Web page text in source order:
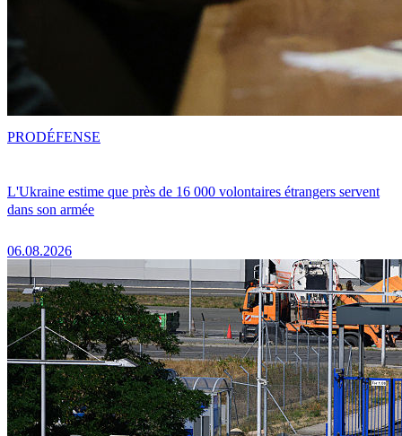
L'Ukraine estime que près de 16 000 volontaires étrangers servent
dans son armée
06.08.2026
PRODÉFENSE